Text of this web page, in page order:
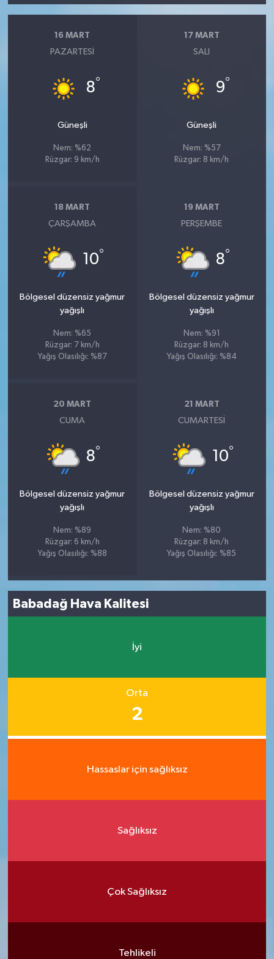
16 MART
PAZARTESI
8°
Güneşli
Nem: %62
Rüzgar: 9 km/h
17 MART
SALI
9°
Güneşli
Nem: %57
Rüzgar: 8 km/h
18 MART
ÇARŞAMBA
10°
Bölgesel düzensiz yağmur
yağışlı
Nem: %65
Rüzgar: 7 km/h
Yağış Olasılığı: %87
19 MART
PERŞEMBE
8°
Bölgesel düzensiz yağmur
yağışlı
Nem: %91
Rüzgar: 8 km/h
Yağış Olasılığı: %84
20 MART
CUMA
8°
Bölgesel düzensiz yağmur
yağışlı
Nem: %89
Rüzgar: 6 km/h
Yağış Olasılığı: %88
21 MART
CUMARTESI
10°
Bölgesel düzensiz yağmur
yağışlı
Nem: %80
Rüzgar: 8 km/h
Yağış Olasılığı: %85
Babadağ Hava Kalitesi
İyi
Orta
2
Hassaslar için sağlıksız
Sağlıksız
Çok Sağlıksız
Tehlikeli